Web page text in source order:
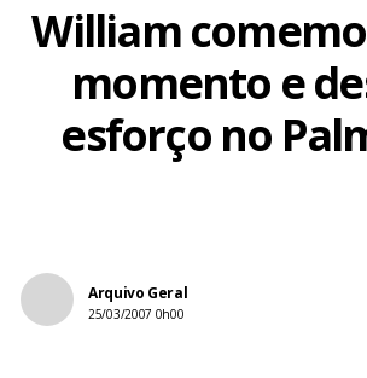
William
momento e
esforço no
Arquivo Geral
25/03/2007 0h00